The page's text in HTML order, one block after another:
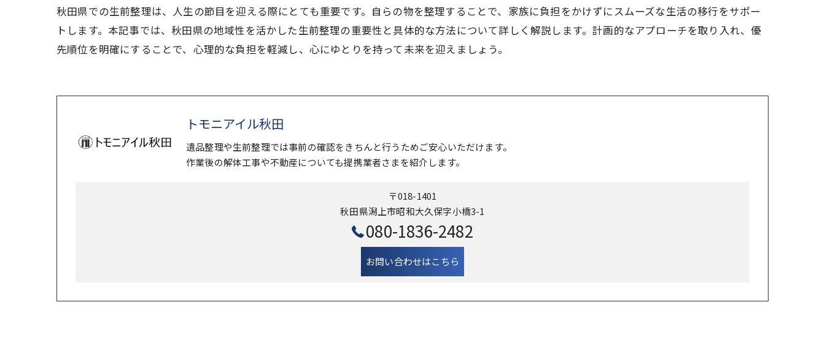
秋田県での生前整理は、人生の節目を迎える際にとても重要です。自らの物を整理することで、家族に負担をかけずにスムーズな生活の移行をサポー
トします。本記事では、秋田県の地域性を活かした生前整理の重要性と具体的な方法について詳しく解説します。計画的なアプローチを取り入れ、優
先順位を明確にすることで、心理的な負担を軽減し、心にゆとりを持って未来を迎えましょう。
トモニアイル秋田
遺品整理や生前整理では事前の確認をきちんと行うためご安心いただけます。
作業後の解体工事や不動産についても提携業者さまを紹介します。
〒018-1401
秋田県潟上市昭和大久保字小橋3-1
080-1836-2482
お問い合わせはこちら